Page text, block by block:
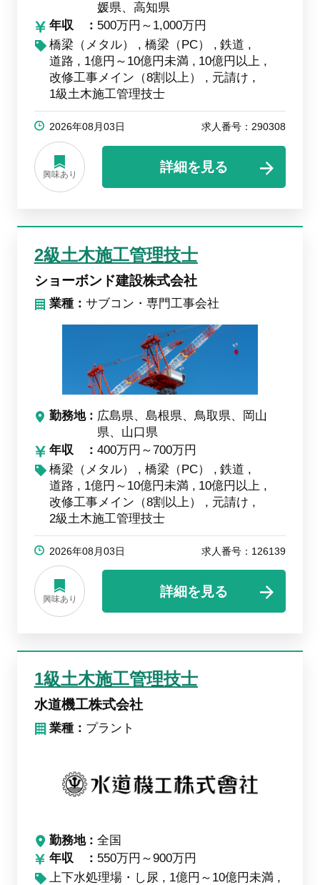
媛県、高知県
年収
500万円～1,000万円
橋梁（メタル）
橋梁（PC）
鉄道
道路
1億円～10億円未満
10億円以上
改修工事メイン（8割以上）
元請け
1級土木施工管理技士
2026年08月03日 求人番号：290308
興味あり
詳細を見る
2級土木施工管理技士
ショーボンド建設株式会社
業種：サブコン・専門工事会社
勤務地
広島県、島根県、鳥取県、岡山
県、山口県
年収
400万円～700万円
橋梁（メタル）
橋梁（PC）
鉄道
道路
1億円～10億円未満
10億円以上
改修工事メイン（8割以上）
元請け
2級土木施工管理技士
2026年08月03日 求人番号：126139
興味あり
詳細を見る
1級土木施工管理技士
水道機工株式会社
業種： プラント
勤務地
全国
年収
550万円～900万円
上下水処理場・し尿
1億円～10億円未満